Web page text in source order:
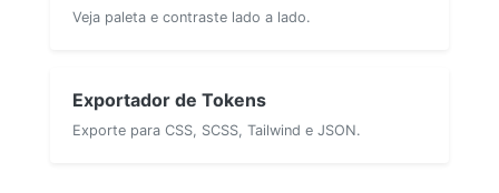
Veja paleta e contraste lado a lado.
Exportador de Tokens
Exporte para CSS, SCSS, Tailwind e JSON.